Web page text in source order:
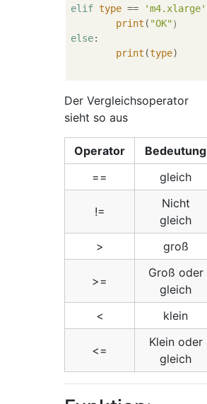
elif type == 'm4.xlarge'
print ( "OK"
else:
print (type)
Der Vergleichsoperator
sieht so aus
Operator
Bedeutung
==
gleich
!=
Nicht
gleich
>
groß
>=
Groß oder
gleich
<
klein
<=
Klein oder
gleich